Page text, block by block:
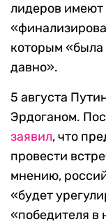
лидеров имеют
которым «была
давно».
5 августа
Эрдоганом.
заявил, что
провести
мнению,
«будет
«победителя в